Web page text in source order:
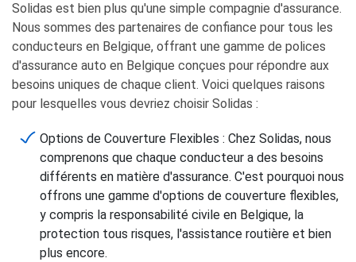
Solidas est bien plus qu'une simple compagnie d'assurance.
Nous sommes des partenaires de confiance pour tous les
conducteurs en Belgique, offrant une gamme de polices
d'assurance auto en Belgique conçues pour répondre aux
besoins uniques de chaque client. Voici quelques raisons
pour lesquelles vous devriez choisir Solidas :
Options de Couverture Flexibles : Chez Solidas, nous
comprenons que chaque conducteur a des besoins
différents en matière d'assurance. C'est pourquoi nous
offrons une gamme d'options de couverture flexibles,
y compris la responsabilité civile en Belgique, la
protection tous risques, l'assistance routière et bien
plus encore.